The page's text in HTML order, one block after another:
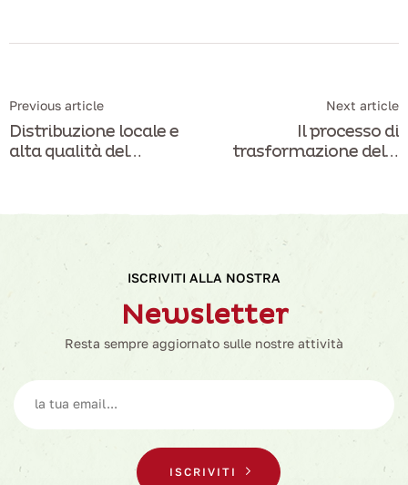
Previous article
Distribuzione locale e
alta qualità del
Next article
Il processo di
trasformazione delle
Newsletter
ISCRIVITI ALLA NOSTRA
Resta sempre aggiornato sulle nostre attività
ISCRIVITI